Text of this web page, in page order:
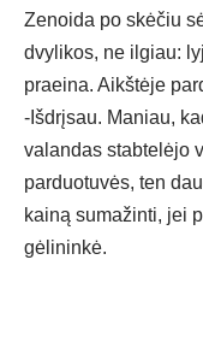
Zenoida po skėčiu
dvylikos, ne ilgiau:
praeina. Aikštėje
-Išdrįsau. Maniau,
valandas stabtelėjo
parduotuvės, ten
kainą sumažinti, jei
gėlininkė.